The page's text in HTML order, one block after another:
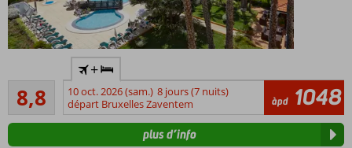
à Funchal
avec 5
piscines
8,8
Recommandé
5
commentaires
+
10 oct. 2026 (sam.) 8 jours (7 nuits)
départ Bruxelles Zaventem
àpd 1048
plus d’info